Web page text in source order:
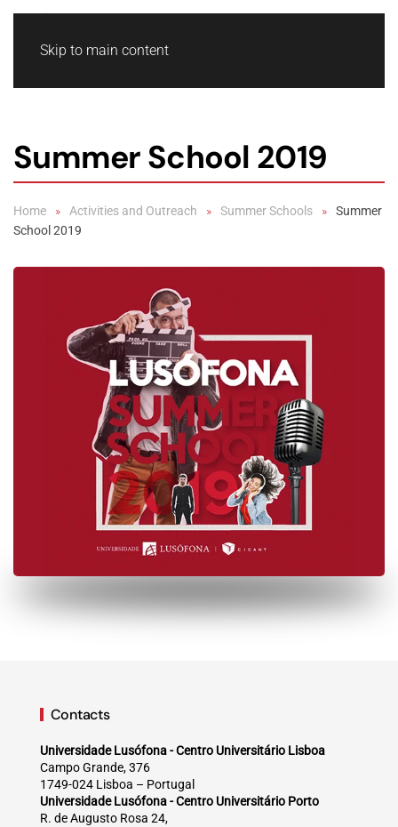
Skip to main content
Summer School 2019
Home Activities and Outreach Summer Schools
Summer
School 2019
Contacts
Universidade Lusófona - Centro Universitário Lisboa
Campo Grande, 376
1749-024 Lisboa – Portugal
Universidade Lusófona - Centro Universitário Porto
R. de Augusto Rosa 24,